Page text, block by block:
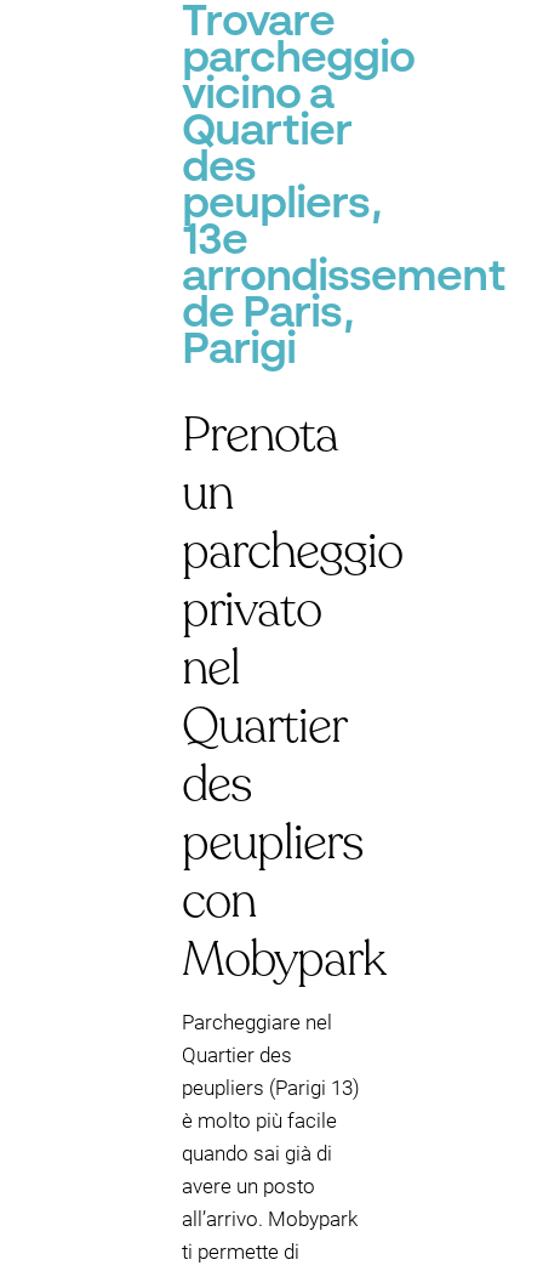
Trovare
parcheggio
vicino a
Quartier
des
peupliers,
13e
arrondissement
de Paris,
Parigi
Prenota
un
parcheggio
privato
nel
Quartier
des
peupliers
con
Mobypark
Parcheggiare nel
Quartier des
peupliers (Parigi 13)
è molto più facile
quando sai già di
avere un posto
all’arrivo. Mobypark
ti permette di